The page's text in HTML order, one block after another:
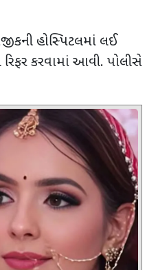
હોસ્પિટલમાં લઈ
કરવામાં આવી. પોલીસે